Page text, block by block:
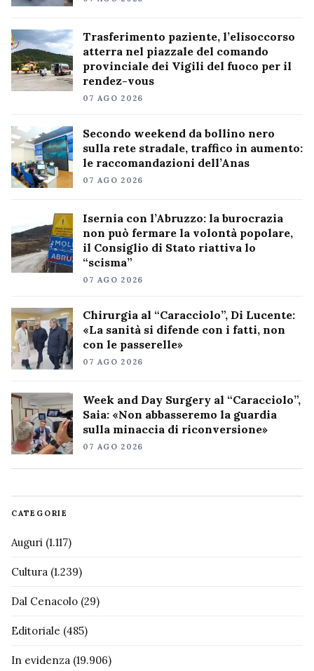
Trasferimento paziente, l’elisoccorso
atterra nel piazzale del comando
provinciale dei Vigili del fuoco per il
rendez-vous
07 AGO 2026
Secondo weekend da bollino nero
sulla rete stradale, traffico in aumento:
le raccomandazioni dell’Anas
07 AGO 2026
Isernia con l’Abruzzo: la burocrazia
non può fermare la volontà popolare,
il Consiglio di Stato riattiva lo
“scisma”
07 AGO 2026
Chirurgia al “Caracciolo”, Di Lucente:
«La sanità si difende con i fatti, non
con le passerelle»
07 AGO 2026
Week and Day Surgery al “Caracciolo”,
Saia: «Non abbasseremo la guardia
sulla minaccia di riconversione»
07 AGO 2026
CATEGORIE
Auguri (1.117)
Cultura (1.239)
Dal Cenacolo (29)
Editoriale (485)
In evidenza (19.906)